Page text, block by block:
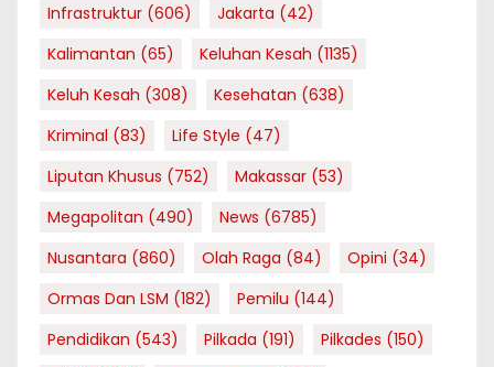
Infrastruktur (606) Jakarta (42)
Kalimantan (65) Keluhan Kesah (1135)
Keluh Kesah (308) Kesehatan (638)
Kriminal (83) Life Style (47)
Liputan Khusus (752) Makassar (53)
Megapolitan (490) News (6785)
Nusantara (860) Olah Raga (84) Opini (34)
Ormas Dan LSM (182) Pemilu (144)
Pendidikan (543) Pilkada (191) Pilkades (150)